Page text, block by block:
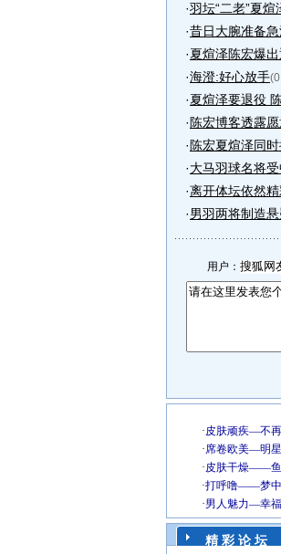
·羽坛“二老”夏
·昔日大腕准备
·夏煊泽陈宏爆
·海澄:好心放手
·夏煊泽要退役
· 陈宏博客透露
· 陈宏夏煊泽同
·大马羽球名将
·离开体坛依然
·男羽两将制造
用户：
精 彩 论 坛